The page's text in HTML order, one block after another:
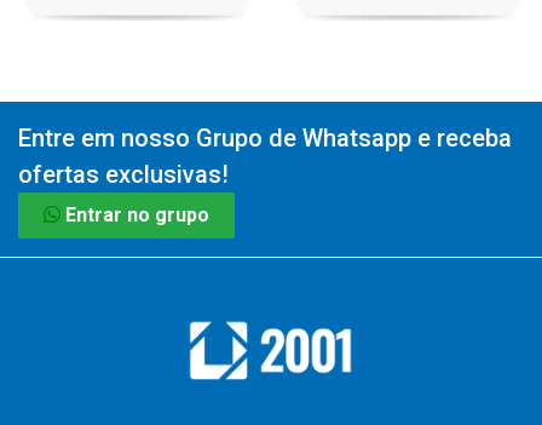
Entre em nosso Grupo de Whatsapp e receba
ofertas exclusivas!
Entrar no grupo